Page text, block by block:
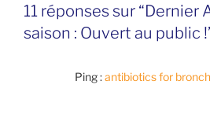
11 réponses sur “Dernier
saison : Ouvert au public
Ping :antibiotics for